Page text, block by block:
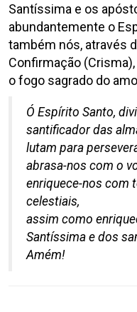
Santíssima e os
abundantemente o
também nós, através
Confirmação
o fogo sagrado do
Ó Espírito Santo,
santificador das
lutam para
abrasa-nos com o
enriquece-nos com
celestiais,
assim como
Santíssima e dos
Amém!